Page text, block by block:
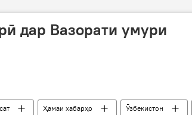
дар Вазорати умури
Ҳамаи хабарҳо Ӯзбекистон